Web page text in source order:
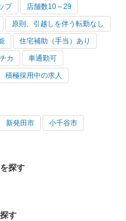
プ 店舗数10～29
原則、引越しを伴う転勤なし
住宅補助（手当）あり
カ 車通勤可
積極採用中の求人
新発田市 小千谷市
探す
す